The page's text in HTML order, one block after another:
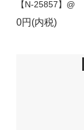
【N-25857】@
0円(内税)